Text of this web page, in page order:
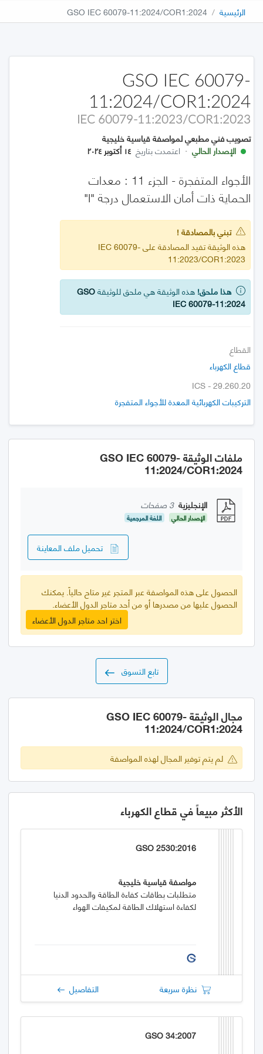
الرئيسية GSO IEC 60079-11:2024/COR1:2024
GSO IEC 60079-
11:2024/COR1:2024
IEC 60079-11:2023/COR1:2023
تصويب فني مطبعي لمواصفة قياسية خليجية
الإصدار الحالي · اعتمدت بتاريخ ١٤ أكتوبر ٢٠٢٤
الأجواء المتفجرة - الجزء 11 : معدات
الحماية ذات أمان الاستعمال درجة "i"
تبني بالمصادقة !
هذه الوثيقة تفيد المصادقة على IEC 60079-
11:2023/COR1:2023
هذا ملحق! هذه الوثيقة هي ملحق للوثيقةGSO
IEC 60079-11:2024
القطاع
قطاع الكهرباء
ICS - 29.260.20
التركيبات الكهربائية المعدة للأجواء المتفجرة
ملفات الوثيقة GSO IEC 60079-
11:2024/COR1:2024
الإنجليزية 3 صفحات
الإصدار الحالي اللغة المرجعية
تحميل ملف المعاينة
الحصول على هذه المواصفة عبر المتجر غير متاح حالياً. يمكنك
الحصول عليها من مصدرها أو من أحد متاجر الدول الأعضاء.
اختر احد متاجر الدول الأعضاء
تابع التسوق
مجال الوثيقة GSO IEC 60079-
11:2024/COR1:2024
لم يتم توفير المجال لهذه المواصفة
الأكثر مبيعاً في قطاع الكهرباء
GSO 2530:2016
مواصفة قياسية خليجية
متطلبات بطاقات كفاءة الطاقة والحدود الدنيا
لكفاءة استهلاك الطاقة لمكيفات الهواء
نظرة سريعة التفاصيل
GSO 34:2007